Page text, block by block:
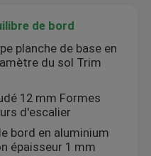
de bord
planche de base en
du sol Trim
12 mm Formes
d'escalier
bord en aluminium
épaisseur 1 mm